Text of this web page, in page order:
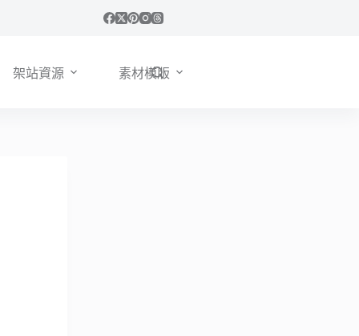
架站資源 素材模版